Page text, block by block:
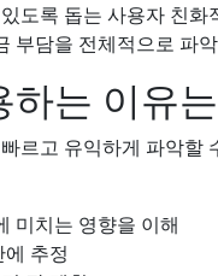
도록 돕는 사용자 친
부담을 전체적으로 파
는 이유
르고 유익하게 파악할
미치는 영향을 이해
추정